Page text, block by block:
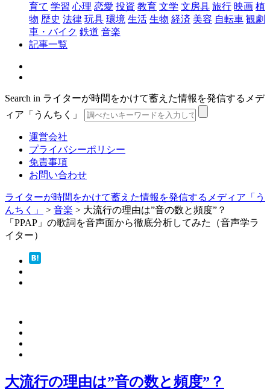
育て 学習 心理 恋愛 投資 教育 文学 文房具 旅行 映画 植
物 歴史 法律 玩具 環境 生活 生物 経済 美容 自転車 観劇
車・バイク 鉄道 音楽
記事一覧
Search in ライターが時間をかけて蓄えた情報を発信するメデ
ィア「うんちく」
運営会社
プライバシーポリシー
免責事項
お問い合わせ
ライターが時間をかけて蓄えた情報を発信するメディア「う
んちく」
> 音楽 > 大流行の理由は”音の数と頻度”？
「PPAP」の歌詞を音声面から徹底分析してみた（音声学ラ
イター）
大流行の理由は”音の数と頻度”？